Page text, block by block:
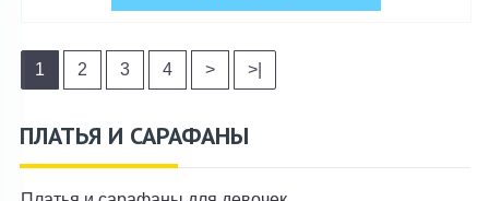
1 2 3 4 > >|
ПЛАТЬЯ И САРАФАНЫ